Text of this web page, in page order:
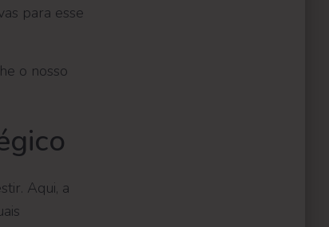
para esse
o nosso
Aqui, a